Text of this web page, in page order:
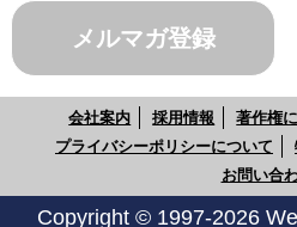
メルマガ登録
会社案内 採用情報 著作権
プライバシーポリシーについて
お問い合
Copyright © 1997-2026